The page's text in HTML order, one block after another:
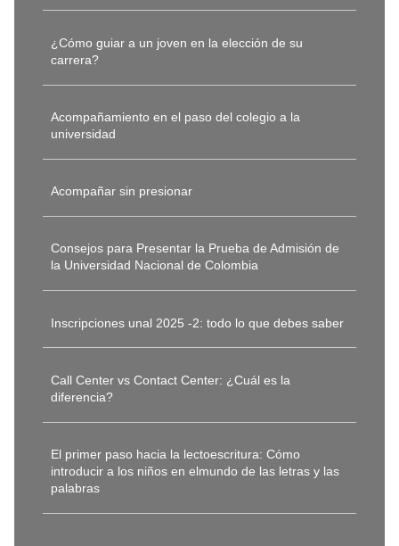
¿Cómo guiar a un joven en la elección de su
carrera?
Acompañamiento en el paso del colegio a la
universidad
Acompañar sin presionar
Consejos para Presentar la Prueba de Admisión de
la Universidad Nacional de Colombia
Inscripciones unal 2025 -2: todo lo que debes saber
Call Center vs Contact Center: ¿Cuál es la
diferencia?
El primer paso hacia la lectoescritura: Cómo
introducir a los niños en elmundo de las letras y las
palabras